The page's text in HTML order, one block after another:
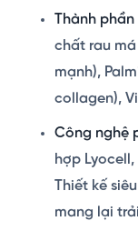
Thành phần
chất rau
mạnh),
collagen),
Công nghệ
hợp
Thiết kế
mang lại